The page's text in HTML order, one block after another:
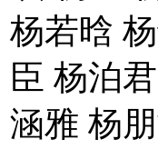
杨若晗
臣 杨泊
涵雅 杨